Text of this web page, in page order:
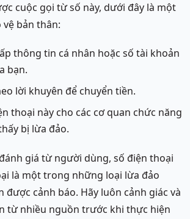
cuộc gọi từ số này, dưới đây là một
bản thân:
thông tin cá nhân hoặc số tài khoản
bạn.
lời khuyên để chuyển tiền.
thoại này cho các cơ quan chức năng
bị lừa đảo.
giá từ người dùng, số điện thoại
là một trong những loại lừa đảo
được cảnh báo. Hãy luôn cảnh giác và
từ nhiều nguồn trước khi thực hiện